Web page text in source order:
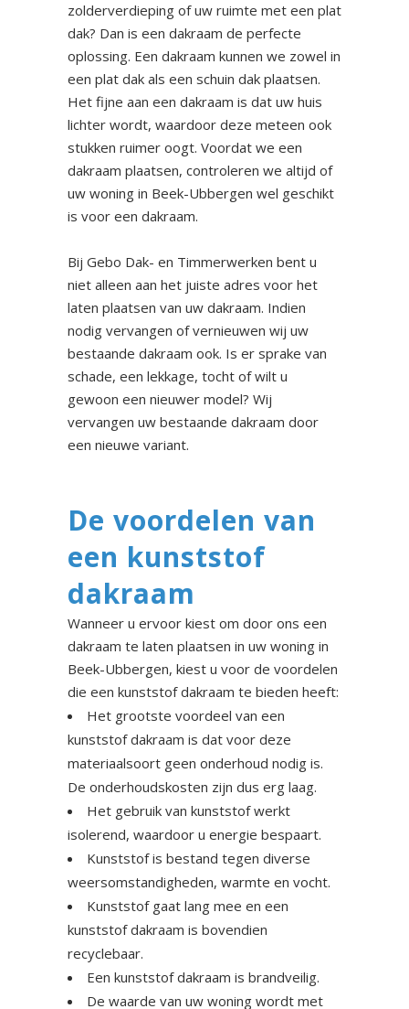
zolderverdieping of uw ruimte met een plat
dak? Dan is een dakraam de perfecte
oplossing. Een dakraam kunnen we zowel in
een plat dak als een schuin dak plaatsen.
Het fijne aan een dakraam is dat uw huis
lichter wordt, waardoor deze meteen ook
stukken ruimer oogt. Voordat we een
dakraam plaatsen, controleren we altijd of
uw woning in Beek-Ubbergen wel geschikt
is voor een dakraam.
Bij Gebo Dak- en Timmerwerken bent u
niet alleen aan het juiste adres voor het
laten plaatsen van uw dakraam. Indien
nodig vervangen of vernieuwen wij uw
bestaande dakraam ook. Is er sprake van
schade, een lekkage, tocht of wilt u
gewoon een nieuwer model? Wij
vervangen uw bestaande dakraam door
een nieuwe variant.
De voordelen van
een kunststof
dakraam
Wanneer u ervoor kiest om door ons een
dakraam te laten plaatsen in uw woning in
Beek-Ubbergen, kiest u voor de voordelen
die een kunststof dakraam te bieden heeft:
Het grootste voordeel van een
kunststof dakraam is dat voor deze
materiaalsoort geen onderhoud nodig is.
De onderhoudskosten zijn dus erg laag.
Het gebruik van kunststof werkt
isolerend, waardoor u energie bespaart.
Kunststof is bestand tegen diverse
weersomstandigheden, warmte en vocht.
Kunststof gaat lang mee en een
kunststof dakraam is bovendien
recyclebaar.
Een kunststof dakraam is brandveilig.
De waarde van uw woning wordt met